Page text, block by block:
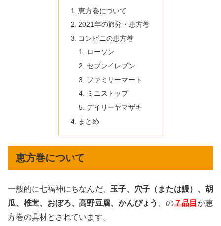
恵方巻について
2021年の節分・恵方巻
コンビニの恵方巻
ローソン
セブンイレブン
ファミリーマート
ミニストップ
デイリーヤマザキ
まとめ
恵方巻について
一般的に七福神にちなんだ、 玉子、穴子（または鰻）、胡
瓜、椎茸、おぼろ、高野豆腐、かんぴょう 、の７品目が恵
方巻の具材とされています。